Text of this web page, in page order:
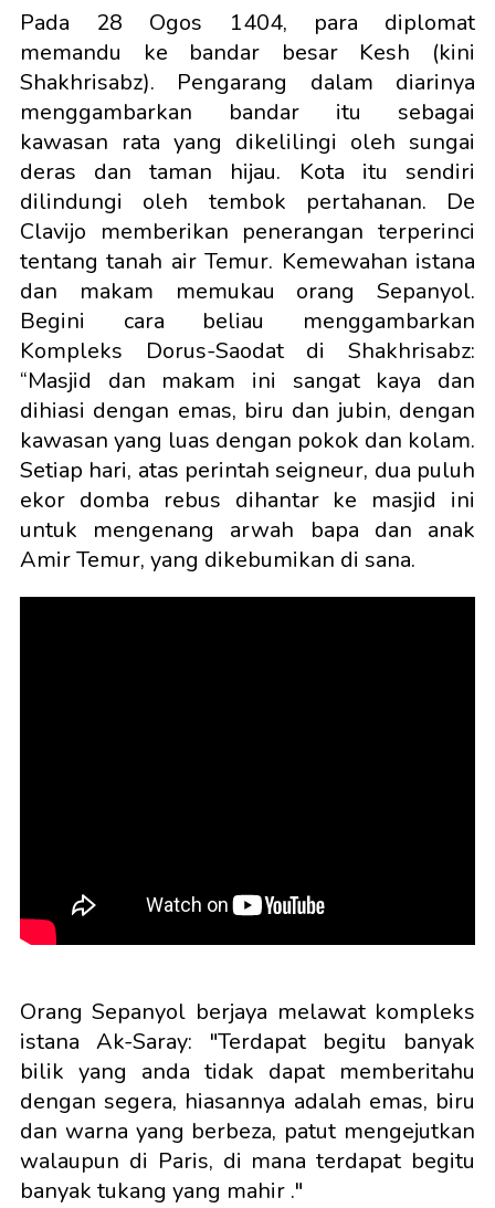
Pada 28 Ogos 1404, para diplomat
memandu ke bandar besar Kesh (kini
Shakhrisabz). Pengarang dalam diarinya
menggambarkan bandar itu sebagai
kawasan rata yang dikelilingi oleh sungai
deras dan taman hijau. Kota itu sendiri
dilindungi oleh tembok pertahanan. De
Clavijo memberikan penerangan terperinci
tentang tanah air Temur. Kemewahan istana
dan makam memukau orang Sepanyol.
Begini cara beliau menggambarkan
Kompleks Dorus-Saodat di Shakhrisabz:
“Masjid dan makam ini sangat kaya dan
dihiasi dengan emas, biru dan jubin, dengan
kawasan yang luas dengan pokok dan kolam.
Setiap hari, atas perintah seigneur, dua puluh
ekor domba rebus dihantar ke masjid ini
untuk mengenang arwah bapa dan anak
Amir Temur, yang dikebumikan di sana.
Orang Sepanyol berjaya melawat kompleks
istana Ak-Saray: "Terdapat begitu banyak
bilik yang anda tidak dapat memberitahu
dengan segera, hiasannya adalah emas, biru
dan warna yang berbeza, patut mengejutkan
walaupun di Paris, di mana terdapat begitu
banyak tukang yang mahir ."